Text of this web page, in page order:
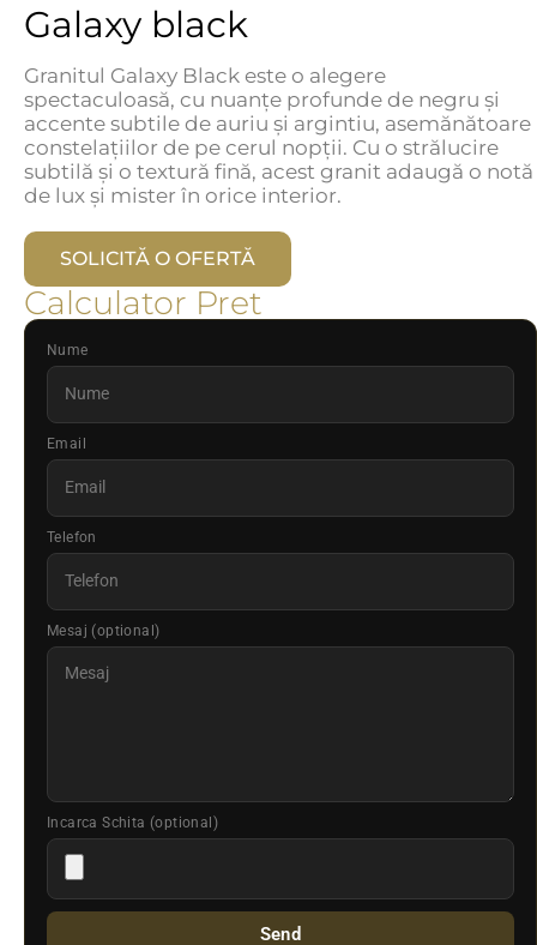
Galaxy black
Granitul Galaxy Black este o alegere
spectaculoasă, cu nuanțe profunde de negru și
accente subtile de auriu și argintiu, asemănătoare
constelațiilor de pe cerul nopții. Cu o strălucire
subtilă și o textură fină, acest granit adaugă o notă
de lux și mister în orice interior.
SOLICITĂ O OFERTĂ
Calculator Pret
Nume
Email
Telefon
Mesaj (optional)
Incarca Schita (optional)
Send